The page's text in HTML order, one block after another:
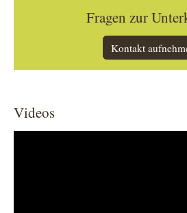
Fragen zur
Kontakt
Videos